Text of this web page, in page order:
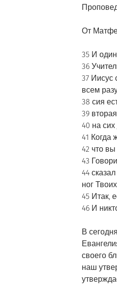
От
35 И
36
37 Иисус
всем
38 сия
39
40 на
41 Когда
42 что
43
44
ног
45 Итак,
46 И
В
своего
наш